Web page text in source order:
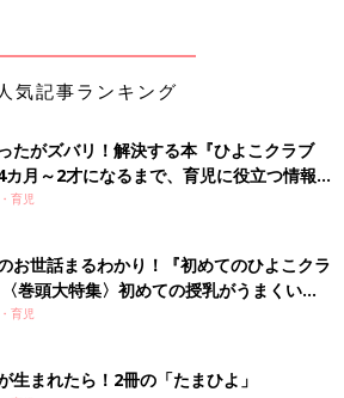
気記事ランキング
たがズバリ！解決する本『ひよこクラブ
月～2才になるまで、育児に役立つ情報が
育児
お世話まるわかり！『初めてのひよこクラ
巻頭大特集〉初めての授乳がうまくい
い・ミルクの基本と夏のトラブル 解決テ
育児
生まれたら！2冊の「たまひよ」